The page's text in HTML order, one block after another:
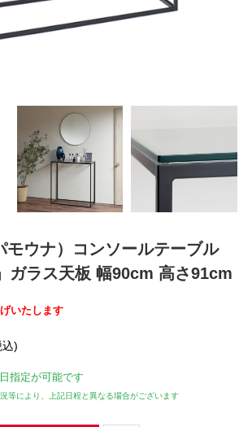
モウナ）コンソールテーブル
ガラス天板 幅90cm 高さ91cm
いたします
)
指定が可能です
等により、上記日程と異なる場合がございます